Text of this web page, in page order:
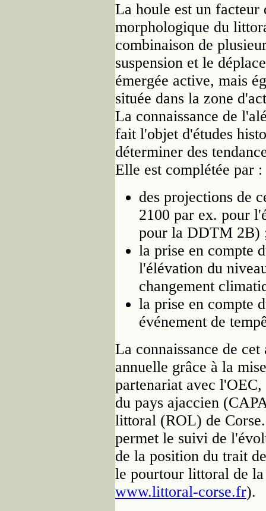
La houle est un
morphologique du
combinaison de
suspension et le
émergée active, mais
située dans la zone
La connaissance de
fait l'objet d'études
déterminer des
Elle est complétée par :
des projections de
2100 par ex. pour
pour la DDTM 2B)
la prise en compte
l'élévation du
changement
la prise en compte
événement de
La connaissance de
annuelle grâce à la
partenariat avec
du pays ajaccien
littoral (ROL) de
permet le suivi de
de la position du trait
le pourtour littoral de
www.littoral-corse.fr).